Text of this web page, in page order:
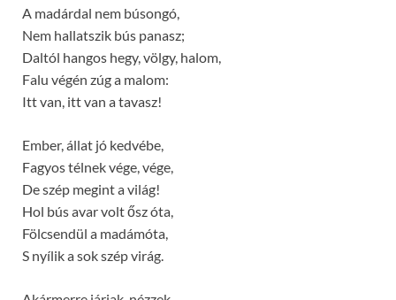
A madárdal nem búsongó,
Nem hallatszik bús panasz;
Daltól hangos hegy, völgy, halom,
Falu végén zúg a malom:
Itt van, itt van a tavasz!
Ember, állat jó kedvébe,
Fagyos télnek vége, vége,
De szép megint a világ!
Hol bús avar volt ősz óta,
Fölcsendül a madámóta,
S nyílik a sok szép virág.